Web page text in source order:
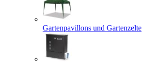
Gartenpavillons und Gartenzelte